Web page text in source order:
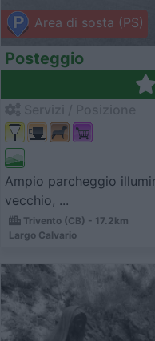
Area di sosta (PS)
Posteggio
Ampio parcheggio
vecchio, ...
Trivento (CB) - 17.2km
Largo Calvario